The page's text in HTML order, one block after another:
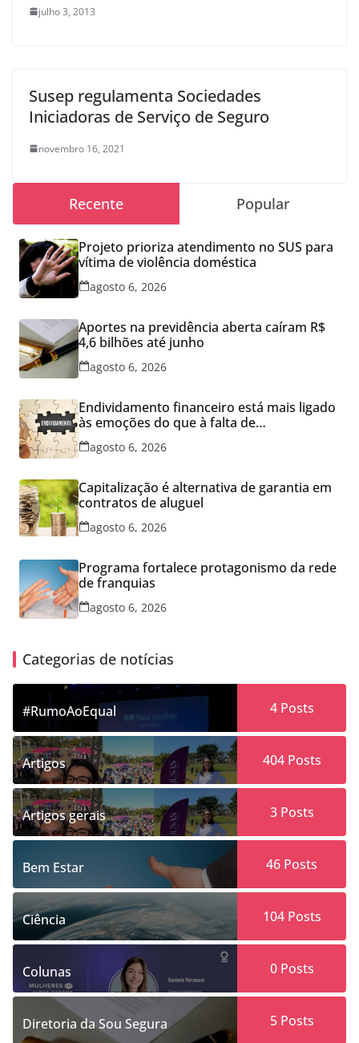
julho 3, 2013
Susep regulamenta Sociedades
Iniciadoras de Serviço de Seguro
novembro 16, 2021
Recente Popular
Projeto prioriza atendimento no SUS para
vítima de violência doméstica
agosto 6, 2026
Aportes na previdência aberta caíram R$
4,6 bilhões até junho
agosto 6, 2026
Endividamento financeiro está mais ligado
às emoções do que à falta de
conhecimento
agosto 6, 2026
Capitalização é alternativa de garantia em
contratos de aluguel
agosto 6, 2026
Programa fortalece protagonismo da rede
de franquias
agosto 6, 2026
Categorias de notícias
#RumoAoEqual 4Posts
Artigos 404Posts
Artigos gerais 3Posts
Bem Estar 46 Posts
Ciência 104Posts
Colunas 0Posts
Diretoria da Sou Segura 5Posts